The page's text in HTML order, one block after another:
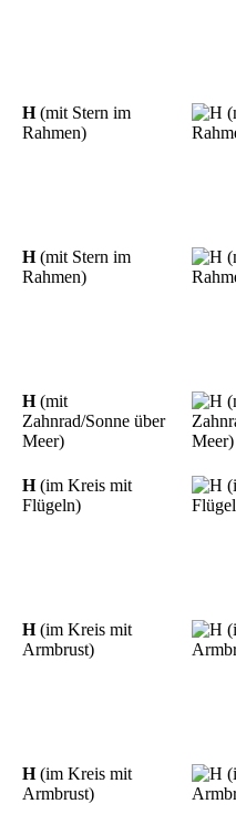
H(mit Stern im
Rahmen)
H(mit Stern im
Rahmen)
H(mit
Zahnrad/Sonne über
Meer)
H(im Kreis mit
Flügeln)
H(im Kreis mit
Armbrust)
H(im Kreis mit
Armbrust)